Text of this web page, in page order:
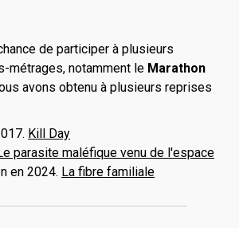
de participer à plusieurs
métrages, notamment le Marathon
avons obtenu à plusieurs reprises
Kill Day
parasite maléfique venu de l'espace
en 2024. La fibre familiale